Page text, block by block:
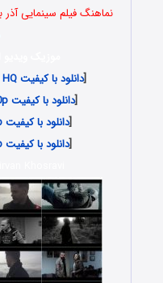
نماهنگ فیلم سینمایی
[دانلود با کیفیت 1080p HQ با حجم 285 مگابایت
[دانلود با کیفیت 1080p با حجم 142 مگابایت
[دانلود با کیفیت 720p با حجم 42 مگابایت
[دانلود با کیفیت 480p با حجم 22 مگابایت